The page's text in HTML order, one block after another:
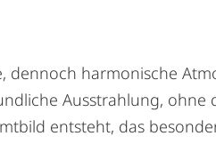
harmonische
Ausstrahlung,
entsteht, das